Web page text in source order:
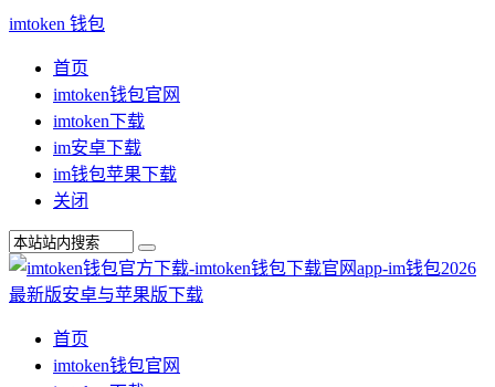
imtoken 钱包
首页
imtoken钱包官网
imtoken下载
im安卓下载
im钱包苹果下载
关闭
首页
imtoken钱包官网